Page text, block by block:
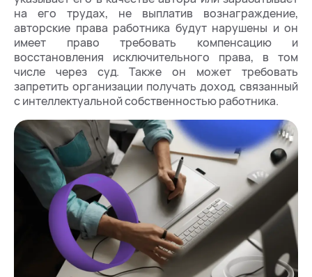
на его трудах, не выплатив вознаграждение,
авторские права работника будут нарушены и он
имеет право требовать компенсацию и
восстановления исключительного права, в том
числе через суд. Также он может требовать
запретить организации получать доход, связанный
с интеллектуальной собственностью работника.